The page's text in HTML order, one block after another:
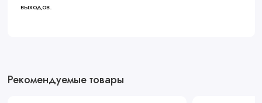
выходов.
Рекомендуемые товары